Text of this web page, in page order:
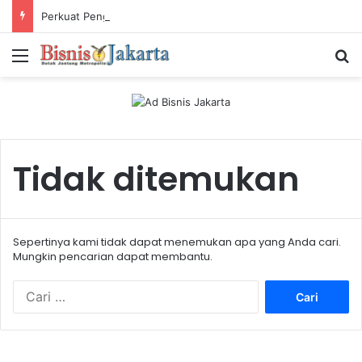
Menu
Tidak ditemukan
Sepertinya kami tidak dapat menemukan apa yang Anda cari.
Mungkin pencarian dapat membantu.